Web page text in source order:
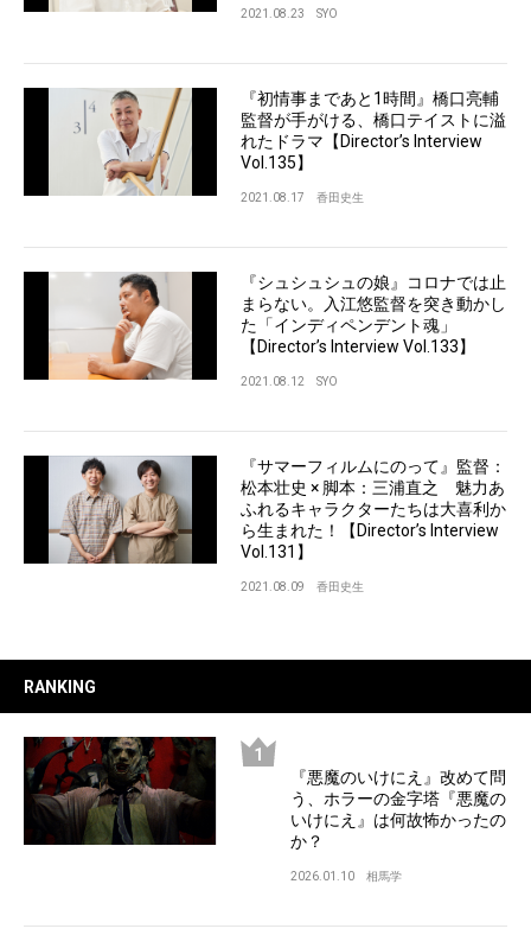
2021.08.23 SYO
『初情事まであと1時間』橋口亮輔
監督が手がける、橋口テイストに溢
れたドラマ【Director’s Interview
Vol.135】
2021.08.17 香田史生
『シュシュシュの娘』コロナでは止
まらない。入江悠監督を突き動かし
た「インディペンデント魂」
【Director’s Interview Vol.133】
2021.08.12 SYO
『サマーフィルムにのって』監督：
松本壮史 × 脚本：三浦直之 魅力あ
ふれるキャラクターたちは大喜利か
ら生まれた！【Director’s Interview
Vol.131】
2021.08.09 香田史生
RANKING
『悪魔のいけにえ』改めて問
う、ホラーの金字塔『悪魔の
いけにえ』は何故怖かったの
か？
2026.01.10 相馬学